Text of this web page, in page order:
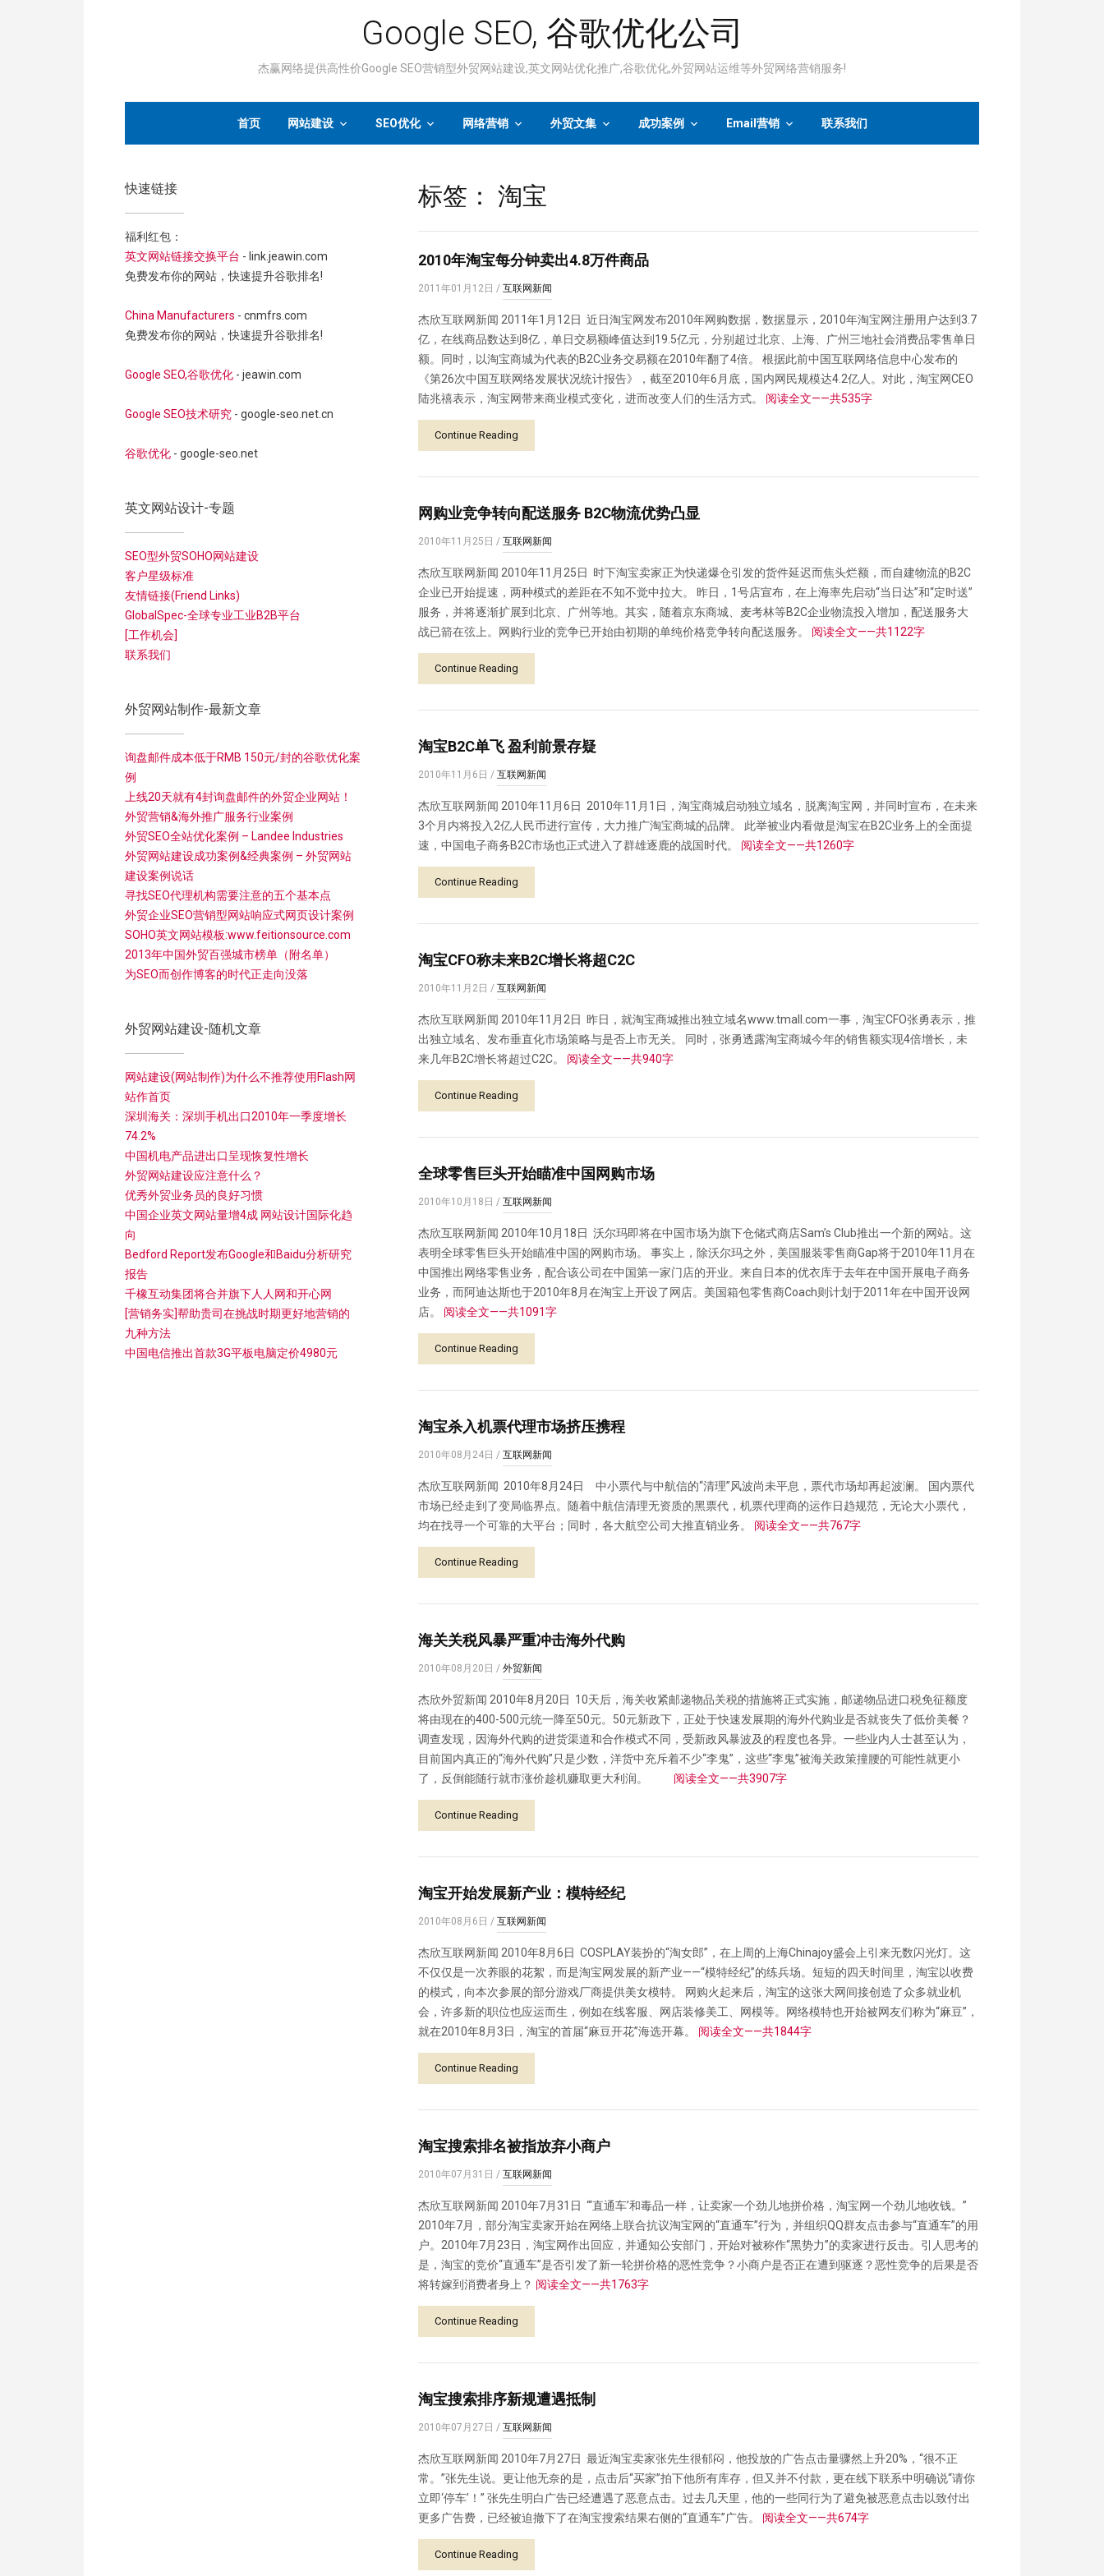
Google SEO, 谷歌优化公司
杰赢网络提供高性价Google SEO营销型外贸网站建设,英文网站优化推广,谷歌优化,外贸网站运维等外贸网络营销服务!
首页 网站建设 SEO优化 网络营销 外贸文集 成功案例 Email营销 联系我们
标签：淘宝
2010年淘宝每分钟卖出4.8万件商品
2011年01月12日 /互联网新闻
杰欣互联网新闻 2011年1月12日 近日淘宝网发布2010年网购数据，数据显示，2010年淘宝网注册用户达到3.7
亿，在线商品数达到8亿，单日交易额峰值达到19.5亿元，分别超过北京、上海、广州三地社会消费品零售单日
额。同时，以淘宝商城为代表的B2C业务交易额在2010年翻了4倍。 根据此前中国互联网络信息中心发布的
《第26次中国互联网络发展状况统计报告》，截至2010年6月底，国内网民规模达4.2亿人。对此，淘宝网CEO
陆兆禧表示，淘宝网带来商业模式变化，进而改变人们的生活方式。 阅读全文——共535字
Continue Reading
网购业竞争转向配送服务 B2C物流优势凸显
2010年11月25日 /互联网新闻
杰欣互联网新闻 2010年11月25日 时下淘宝卖家正为快递爆仓引发的货件延迟而焦头烂额，而自建物流的B2C
企业已开始提速，两种模式的差距在不知不觉中拉大。 昨日，1号店宣布，在上海率先启动“当日达”和“定时送”
服务，并将逐渐扩展到北京、广州等地。其实，随着京东商城、麦考林等B2C企业物流投入增加，配送服务大
战已箭在弦上。网购行业的竞争已开始由初期的单纯价格竞争转向配送服务。 阅读全文——共1122字
Continue Reading
淘宝B2C单飞 盈利前景存疑
2010年11月6日 /互联网新闻
杰欣互联网新闻 2010年11月6日 2010年11月1日，淘宝商城启动独立域名，脱离淘宝网，并同时宣布，在未来
3个月内将投入2亿人民币进行宣传，大力推广淘宝商城的品牌。 此举被业内看做是淘宝在B2C业务上的全面提
速，中国电子商务B2C市场也正式进入了群雄逐鹿的战国时代。 阅读全文——共1260字
Continue Reading
淘宝CFO称未来B2C增长将超C2C
2010年11月2日 /互联网新闻
杰欣互联网新闻 2010年11月2日 昨日，就淘宝商城推出独立域名www.tmall.com一事，淘宝CFO张勇表示，推
出独立域名、发布垂直化市场策略与是否上市无关。 同时，张勇透露淘宝商城今年的销售额实现4倍增长，未
来几年B2C增长将超过C2C。 阅读全文——共940字
Continue Reading
全球零售巨头开始瞄准中国网购市场
2010年10月18日 /互联网新闻
杰欣互联网新闻 2010年10月18日 沃尔玛即将在中国市场为旗下仓储式商店Sam’s Club推出一个新的网站。这
表明全球零售巨头开始瞄准中国的网购市场。 事实上，除沃尔玛之外，美国服装零售商Gap将于2010年11月在
中国推出网络零售业务，配合该公司在中国第一家门店的开业。来自日本的优衣库于去年在中国开展电子商务
业务，而阿迪达斯也于2010年8月在淘宝上开设了网店。美国箱包零售商Coach则计划于2011年在中国开设网
店。 阅读全文——共1091字
Continue Reading
淘宝杀入机票代理市场挤压携程
2010年08月24日 /互联网新闻
杰欣互联网新闻 2010年8月24日 中小票代与中航信的“清理”风波尚未平息，票代市场却再起波澜。 国内票代
市场已经走到了变局临界点。随着中航信清理无资质的黑票代，机票代理商的运作日趋规范，无论大小票代，
均在找寻一个可靠的大平台；同时，各大航空公司大推直销业务。 阅读全文——共767字
Continue Reading
海关关税风暴严重冲击海外代购
2010年08月20日 /外贸新闻
杰欣外贸新闻 2010年8月20日 10天后，海关收紧邮递物品关税的措施将正式实施，邮递物品进口税免征额度
将由现在的400-500元统一降至50元。50元新政下，正处于快速发展期的海外代购业是否就丧失了低价美餐？
调查发现，因海外代购的进货渠道和合作模式不同，受新政风暴波及的程度也各异。一些业内人士甚至认为，
目前国内真正的“海外代购”只是少数，洋货中充斥着不少“李鬼”，这些“李鬼”被海关政策撞腰的可能性就更小
了，反倒能随行就市涨价趁机赚取更大利润。 阅读全文——共3907字
Continue Reading
淘宝开始发展新产业：模特经纪
2010年08月6日 /互联网新闻
杰欣互联网新闻 2010年8月6日 COSPLAY装扮的“淘女郎”，在上周的上海Chinajoy盛会上引来无数闪光灯。这
不仅仅是一次养眼的花絮，而是淘宝网发展的新产业——“模特经纪”的练兵场。短短的四天时间里，淘宝以收费
的模式，向本次参展的部分游戏厂商提供美女模特。 网购火起来后，淘宝的这张大网间接创造了众多就业机
会，许多新的职位也应运而生，例如在线客服、网店装修美工、网模等。网络模特也开始被网友们称为“麻豆”，
就在2010年8月3日，淘宝的首届“麻豆开花”海选开幕。 阅读全文——共1844字
Continue Reading
淘宝搜索排名被指放弃小商户
2010年07月31日 /互联网新闻
杰欣互联网新闻 2010年7月31日 “‘直通车’和毒品一样，让卖家一个劲儿地拼价格，淘宝网一个劲儿地收钱。”
2010年7月，部分淘宝卖家开始在网络上联合抗议淘宝网的“直通车”行为，并组织QQ群友点击参与“直通车”的用
户。2010年7月23日，淘宝网作出回应，并通知公安部门，开始对被称作“黑势力”的卖家进行反击。引人思考的
是，淘宝的竞价“直通车”是否引发了新一轮拼价格的恶性竞争？小商户是否正在遭到驱逐？恶性竞争的后果是否
将转嫁到消费者身上？ 阅读全文——共1763字
Continue Reading
淘宝搜索排序新规遭遇抵制
2010年07月27日 /互联网新闻
杰欣互联网新闻 2010年7月27日 最近淘宝卖家张先生很郁闷，他投放的广告点击量骤然上升20%，“很不正
常。”张先生说。更让他无奈的是，点击后“买家”拍下他所有库存，但又并不付款，更在线下联系中明确说“请你
立即‘停车’！” 张先生明白广告已经遭遇了恶意点击。过去几天里，他的一些同行为了避免被恶意点击以致付出
更多广告费，已经被迫撤下了在淘宝搜索结果右侧的“直通车”广告。 阅读全文——共674字
Continue Reading
快速链接
福利红包：
英文网站链接交换平台 - link.jeawin.com
免费发布你的网站，快速提升谷歌排名!
China Manufacturers - cnmfrs.com
免费发布你的网站，快速提升谷歌排名!
Google SEO,谷歌优化 - jeawin.com
Google SEO技术研究 - google-seo.net.cn
谷歌优化 - google-seo.net
英文网站设计-专题
SEO型外贸SOHO网站建设
客户星级标准
友情链接(Friend Links)
GlobalSpec-全球专业工业B2B平台
[工作机会]
联系我们
外贸网站制作-最新文章
询盘邮件成本低于RMB 150元/封的谷歌优化案
例
上线20天就有4封询盘邮件的外贸企业网站！
外贸营销&海外推广服务行业案例
外贸SEO全站优化案例 – Landee Industries
外贸网站建设成功案例&经典案例 – 外贸网站
建设案例说话
寻找SEO代理机构需要注意的五个基本点
外贸企业SEO营销型网站响应式网页设计案例
SOHO英文网站模板:www.feitionsource.com
2013年中国外贸百强城市榜单（附名单）
为SEO而创作博客的时代正走向没落
外贸网站建设-随机文章
网站建设(网站制作)为什么不推荐使用Flash网
站作首页
深圳海关：深圳手机出口2010年一季度增长
74.2%
中国机电产品进出口呈现恢复性增长
外贸网站建设应注意什么？
优秀外贸业务员的良好习惯
中国企业英文网站量增4成 网站设计国际化趋
向
Bedford Report发布Google和Baidu分析研究
报告
千橡互动集团将合并旗下人人网和开心网
[营销务实]帮助贵司在挑战时期更好地营销的
九种方法
中国电信推出首款3G平板电脑定价4980元